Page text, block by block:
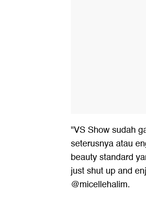
"VS Show sudah
seterusnya atau
beauty standard
just shut up and
@micellehalim.